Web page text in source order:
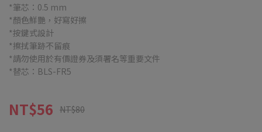
*筆芯：0.5 mm
*顏色鮮艷，好寫好擦
*按鍵式設計
*擦拭筆跡不留痕
*請勿使用於有價證券及須署名等重要文件
*替芯：BLS-FR5
NT$56 NT$80